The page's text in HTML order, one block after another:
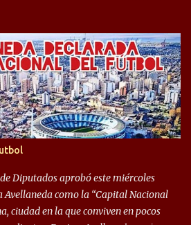
para el Rojo y, por el otro, el
a su eterno rival. 22 de diciembre de
hinchas de Independiente pueden
día, el "Rojo" derrotó a Racing por 2 a
además, mandó al descenso a su eterno
marcó el epílogo del campeonato,
estas épocas, donde la violencia no
sobre el final de los torneos. En la
democracia flo...
Diputados aprobó este miércoles
Avellaneda como la “Capital Nacional
ciudad en la que conviven en pocos